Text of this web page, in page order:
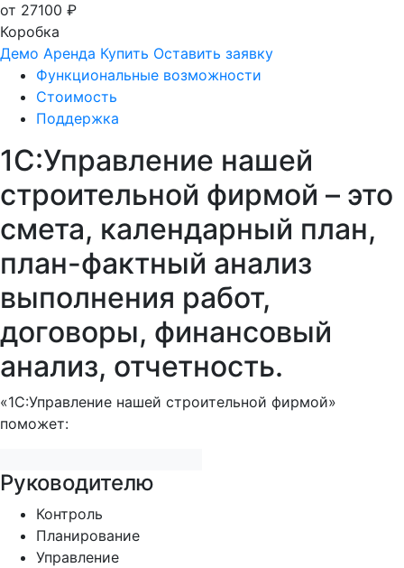
от 27100 ₽
Коробка
Демо Аренда Купить Оставить заявку
Функциональные возможности
Стоимость
Поддержка
1С:Управление нашей
строительной фирмой – это
смета, календарный план,
план-фактный анализ
выполнения работ,
договоры, финансовый
анализ, отчетность.
«1С:Управление нашей строительной фирмой»
поможет:
Руководителю
Контроль
Планирование
Управление